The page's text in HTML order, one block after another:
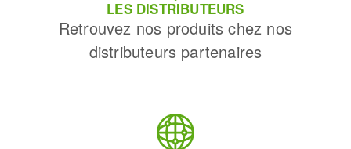
LES DISTRIBUTEURS
Retrouvez nos produits chez nos
distributeurs partenaires